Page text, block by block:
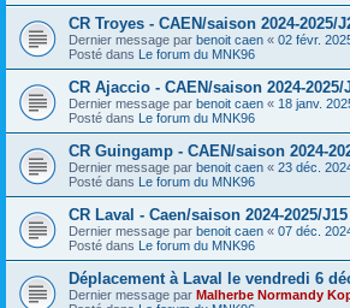
CR Troyes - CAEN/saison 2024-2025/
Dernier message par benoit caen « 02 févr.
Posté dans Le forum du MNK96
CR Ajaccio - CAEN/saison 2024-2025/
Dernier message par benoit caen « 18 janv.
Posté dans Le forum du MNK96
CR Guingamp - CAEN/saison 2024-
Dernier message par benoit caen « 23 déc.
Posté dans Le forum du MNK96
CR Laval - Caen/saison 2024-2025/J15
Dernier message par benoit caen « 07 déc.
Posté dans Le forum du MNK96
Déplacement à Laval le vendredi 6
Dernier message par Malherbe Normandy